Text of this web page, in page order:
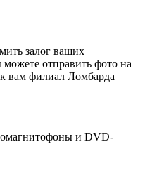
залог ваших
отправить фото на
вам филиал Ломбарда
и DVD-